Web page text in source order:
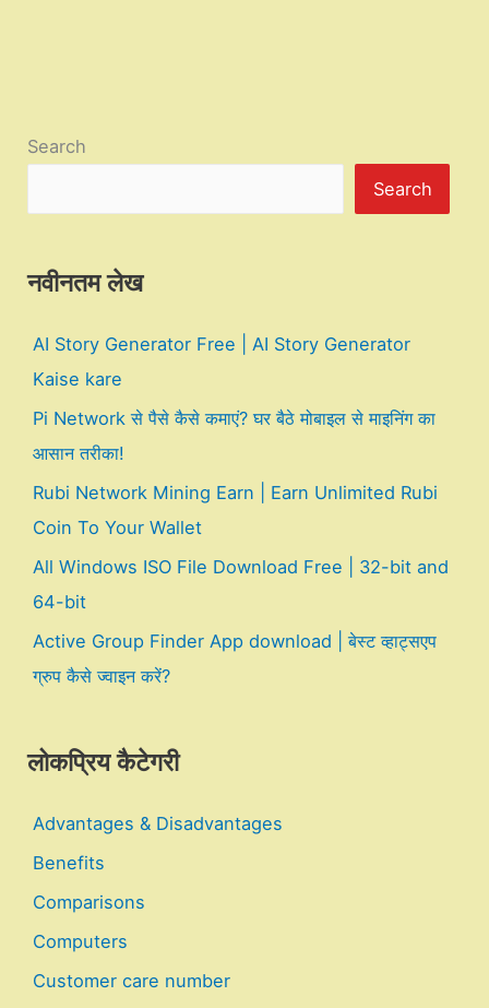
Search
Search
नवीनतम लेख
AI Story Generator Free | AI Story Generator
Kaise kare
Pi Network से पैसे कैसे कमाएं? घर बैठे मोबाइल से माइनिंग का
आसान तरीका!
Rubi Network Mining Earn | Earn Unlimited Rubi
Coin To Your Wallet
All Windows ISO File Download Free | 32-bit and
64-bit
Active Group Finder App download | बेस्ट व्हाट्सएप
ग्रुप कैसे ज्वाइन करें?
लोकप्रिय कैटेगरी
Advantages & Disadvantages
Benefits
Comparisons
Computers
Customer care number